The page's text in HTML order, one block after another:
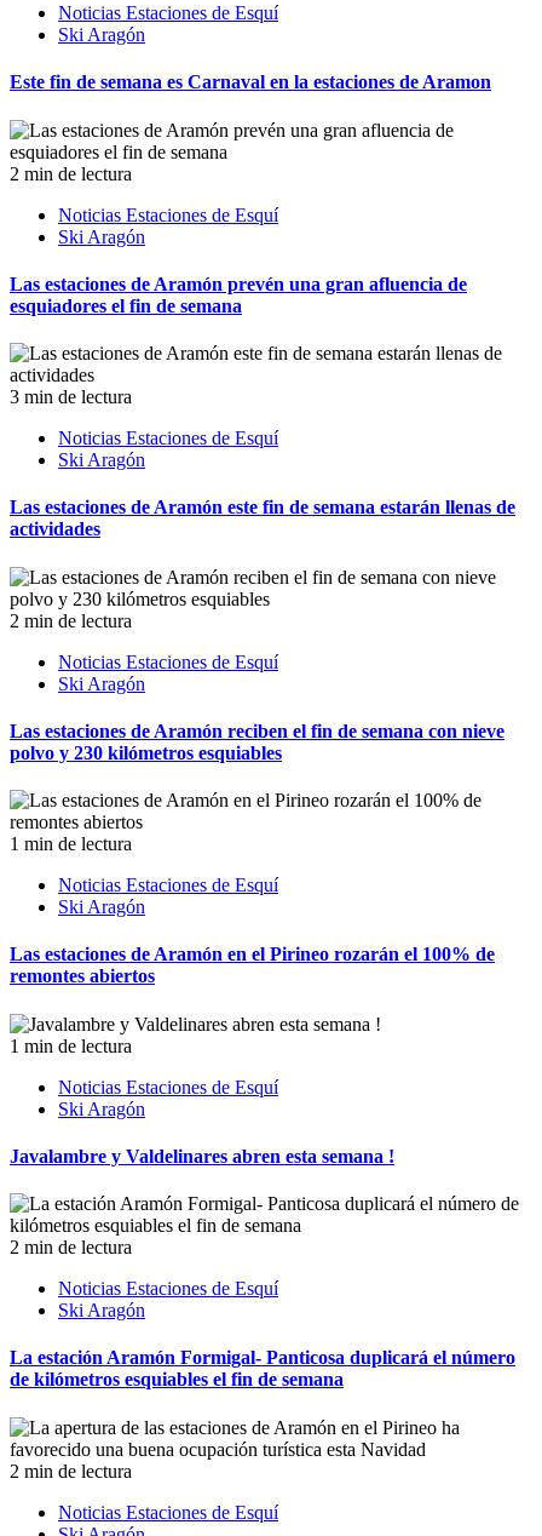
Noticias Estaciones de Esquí
Ski Aragón
Este fin de semana es Carnaval en la estaciones de Aramon
2 min de lectura
Noticias Estaciones de Esquí
Ski Aragón
Las estaciones de Aramón prevén una gran afluencia de
esquiadores el fin de semana
3 min de lectura
Noticias Estaciones de Esquí
Ski Aragón
Las estaciones de Aramón este fin de semana estarán llenas de
actividades
2 min de lectura
Noticias Estaciones de Esquí
Ski Aragón
Las estaciones de Aramón reciben el fin de semana con nieve
polvo y 230 kilómetros esquiables
1 min de lectura
Noticias Estaciones de Esquí
Ski Aragón
Las estaciones de Aramón en el Pirineo rozarán el 100% de
remontes abiertos
1 min de lectura
Noticias Estaciones de Esquí
Ski Aragón
Javalambre y Valdelinares abren esta semana !
2 min de lectura
Noticias Estaciones de Esquí
Ski Aragón
La estación Aramón Formigal- Panticosa duplicará el número
de kilómetros esquiables el fin de semana
2 min de lectura
Noticias Estaciones de Esquí